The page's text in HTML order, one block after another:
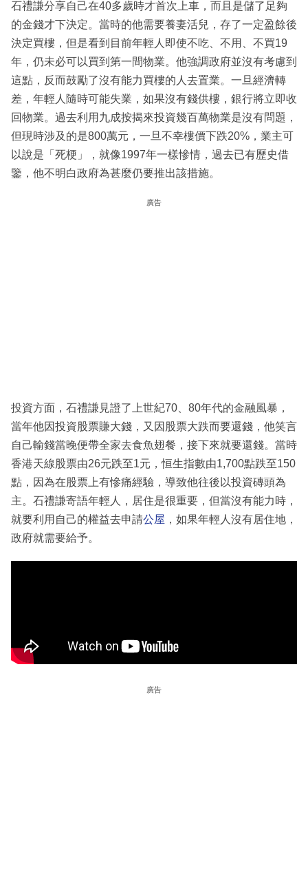
石禮謙分享自己在40多歲時才首次上車，而且是儲了足夠
的金錢才下決定。當時的他需要養妻活兒，存了一定盈餘後
決定買樓，但是看到目前年輕人即使不吃、不用、不買19
年，仍未必可以買到第一間物業。他強調政府並沒有考慮到
這點，反而鼓勵了沒有能力買樓的人去置業。一旦經濟轉
差，年輕人隨時可能失業，如果沒有錢供樓，銀行將立即收
回物業。過去利用九成按揭來投資幾百萬物業是沒有問題，
但現時涉及的是800萬元，一旦不幸樓價下跌20%，業主可
以說是「死梗」，就像1997年一樣慘情，過去已有歷史借
鑒，他不明白政府為甚麼仍要推出該措施。
廣告
投資方面，石禮謙見證了上世紀70、80年代的金融風暴，
當年他因投資股票賺大錢，又因股票大跌而要還錢，他笑言
自己輸錢當晚便帶全家去食魚翅餐，接下來就要還錢。當時
香港天線股票由26元跌至1元，恒生指數由1,700點跌至150
點，因為在股票上有慘痛經驗，導致他往後以投資磚頭為
主。石禮謙寄語年輕人，居住是很重要，但當沒有能力時，
就要利用自己的權益去申請公屋 ，如果年輕人沒有居住地，
政府就需要給予。
廣告